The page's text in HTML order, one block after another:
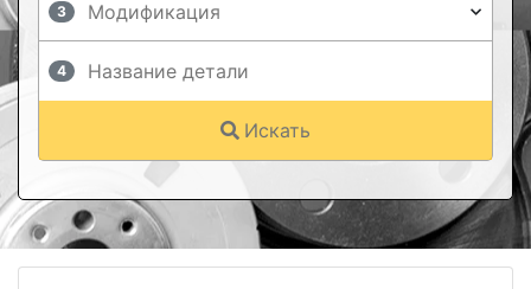
3
4
Искать